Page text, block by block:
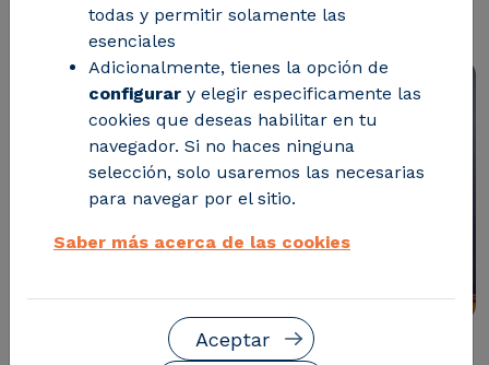
aragonéstodas y permitir solamente las
esenciales
Adicionalmente, tienes la opción de
configurar y elegir especificamente las
cookies que deseas habilitar en tu
navegador. Si no haces ninguna
selección, solo usaremos las necesarias
para navegar por el sitio.
Saber más acerca de las cookies
Aceptar